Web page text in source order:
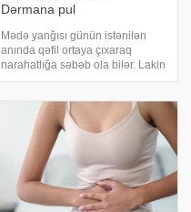
Dərmana pul
Mədə yanğısı günün istənilən
anında qəfil ortaya çıxaraq
narahatlığa səbəb ola bilər. Lakin
Amerikalı gastroenteroloq Cosef
neçə dəqiqə ərzində, üstəlik
dərman istifadə etmədən aradan
qaldırmağı